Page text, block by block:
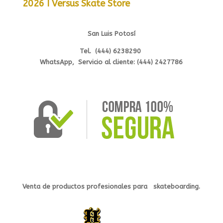
2026 I Versus Skate Store
San Luis Potosí
Tel. (444) 6238290
WhatsApp, Servicio al cliente: (444) 2427786
Venta de productos profesionalespara skateboarding.